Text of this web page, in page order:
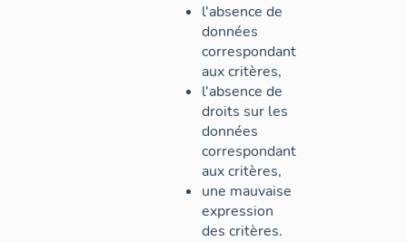
l'absence de
données
correspondant
aux critères,
l'absence de
droits sur les
données
correspondant
aux critères,
une mauvaise
expression
des critères.